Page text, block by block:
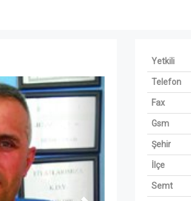
Yetkili
Telefon
Fax
Gsm
Şehir
İlçe
Semt